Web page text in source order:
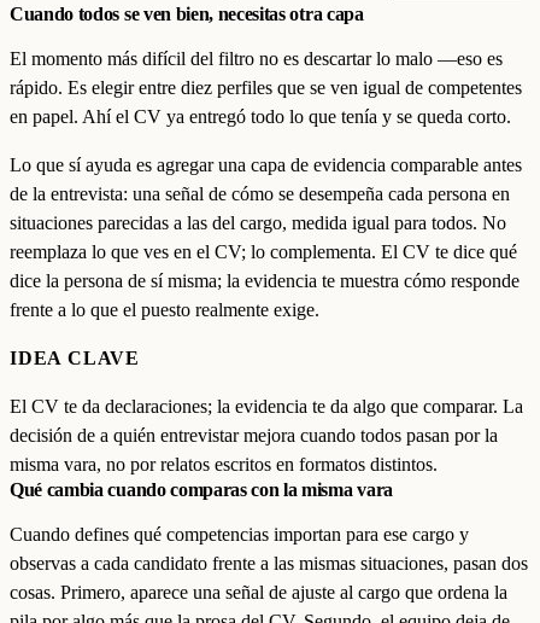
Cuando todos se ven bien, necesitas otra capa
El momento más difícil del filtro no es descartar lo malo —eso es
rápido. Es elegir entre diez perfiles que se ven igual de competentes
en papel. Ahí el CV ya entregó todo lo que tenía y se queda corto.
Lo que sí ayuda es agregar una capa de evidencia comparable antes
de la entrevista: una señal de cómo se desempeña cada persona en
situaciones parecidas a las del cargo, medida igual para todos. No
reemplaza lo que ves en el CV; lo complementa. El CV te dice qué
dice la persona de sí misma; la evidencia te muestra cómo responde
frente a lo que el puesto realmente exige.
IDEA CLAVE
El CV te da declaraciones; la evidencia te da algo que comparar. La
decisión de a quién entrevistar mejora cuando todos pasan por la
misma vara, no por relatos escritos en formatos distintos.
Qué cambia cuando comparas con la misma vara
Cuando defines qué competencias importan para ese cargo y
observas a cada candidato frente a las mismas situaciones, pasan dos
cosas. Primero, aparece una señal de ajuste al cargo que ordena la